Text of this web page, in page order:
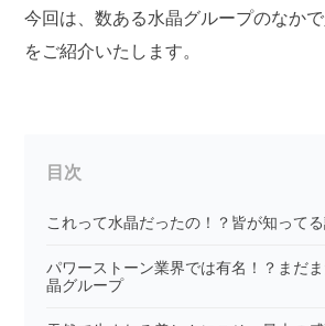
今回は、数ある水晶グループのなか
をご紹介いたします。
目次
これって水晶だったの！？皆が知って
パワーストーン業界では有名！？まだ
晶グループ